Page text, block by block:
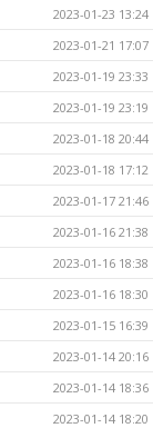
2023-01-23 13:24
2023-01-21 17:07
2023-01-19 23:33
2023-01-19 23:19
2023-01-18 20:44
2023-01-18 17:12
2023-01-17 21:46
2023-01-16 21:38
2023-01-16 18:38
2023-01-16 18:30
2023-01-15 16:39
2023-01-14 20:16
2023-01-14 18:36
2023-01-14 18:20